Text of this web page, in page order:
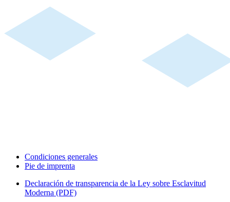
Condiciones generales
Pie de imprenta
Declaración de transparencia de la Ley sobre Esclavitud
Moderna (PDF)